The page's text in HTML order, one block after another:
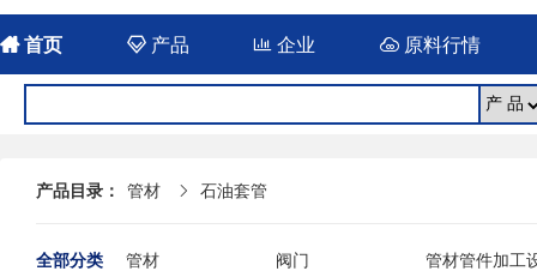
首页 产品  企业 原料行情
产品目录： 管材  石油套管
全部分类 管材 阀门
管材管件加工